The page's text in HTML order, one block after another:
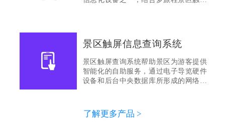
景区触屏信息查询系统
景区触屏查询系统帮助景区为游客提供
智能化的自助服务，通过电子导览硬件
设备和后台中央数据库所形成的网络控
客，解决客流引导，信息滞后，游玩向
导等问题 从全局帮助景区智慧化的进行
了解更多产品 >